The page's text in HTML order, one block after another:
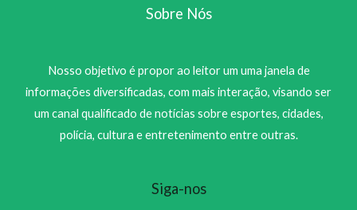
Sobre Nós
Nosso objetivo é propor ao leitor um uma janela de
informações diversificadas, com mais interação, visando ser
um canal qualificado de notícias sobre esportes, cidades,
polícia, cultura e entretenimento entre outras.
Siga-nos